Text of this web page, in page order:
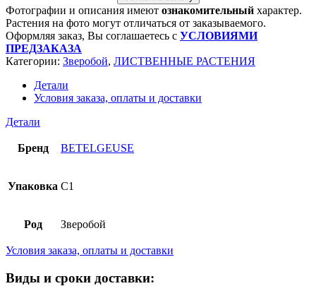
Фотографии и описания имеют ознакомительный характер.
Растения на фото могут отличаться от заказываемого.
Оформляя заказ, Вы соглашаетесь с УСЛОВИЯМИ
ПРЕДЗАКАЗА
Категории: Зверобой, ЛИСТВЕННЫЕ РАСТЕНИЯ
Детали
Условия заказа, оплаты и доставки
Детали
Бренд BETELGEUSE
Упаковка C1
Род Зверобой
Условия заказа, оплаты и доставки
Виды и сроки доставки: